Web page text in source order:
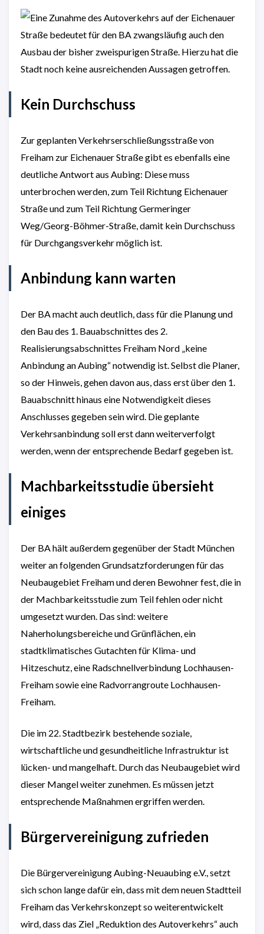
Kein Durchschuss
Zur geplanten Verkehrserschließungsstraße von
Freiham zur Eichenauer Straße gibt es ebenfalls eine
deutliche Antwort aus Aubing: Diese muss
unterbrochen werden, zum Teil Richtung Eichenauer
Straße und zum Teil Richtung Germeringer
Weg/Georg-Böhmer-Straße, damit kein Durchschuss
für Durchgangsverkehr möglich ist.
Anbindung kann warten
Der BA macht auch deutlich, dass für die Planung und
den Bau des 1. Bauabschnittes des 2.
Realisierungsabschnittes Freiham Nord „keine
Anbindung an Aubing“ notwendig ist. Selbst die Planer,
so der Hinweis, gehen davon aus, dass erst über den 1.
Bauabschnitt hinaus eine Notwendigkeit dieses
Anschlusses gegeben sein wird. Die geplante
Verkehrsanbindung soll erst dann weiterverfolgt
werden, wenn der entsprechende Bedarf gegeben ist.
Machbarkeitsstudie übersieht
einiges
Der BA hält außerdem gegenüber der Stadt München
weiter an folgenden Grundsatzforderungen für das
Neubaugebiet Freiham und deren Bewohner fest, die in
der Machbarkeitsstudie zum Teil fehlen oder nicht
umgesetzt wurden. Das sind: weitere
Naherholungsbereiche und Grünflächen, ein
stadtklimatisches Gutachten für Klima- und
Hitzeschutz, eine Radschnellverbindung Lochhausen-
Freiham sowie eine Radvorrangroute Lochhausen-
Freiham.
Die im 22. Stadtbezirk bestehende soziale,
wirtschaftliche und gesundheitliche Infrastruktur ist
lücken- und mangelhaft. Durch das Neubaugebiet wird
dieser Mangel weiter zunehmen. Es müssen jetzt
entsprechende Maßnahmen ergriffen werden.
Bürgervereinigung zufrieden
Die Bürgervereinigung Aubing-Neuaubing e.V., setzt
sich schon lange dafür ein, dass mit dem neuen Stadtteil
Freiham das Verkehrskonzept so weiterentwickelt
wird, dass das Ziel „Reduktion des Autoverkehrs“ auch